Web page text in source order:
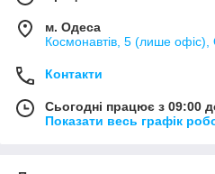
м. Одеса
Космонавтів, 5 (лише офіс),
Контакти
Сьогодні працює з 09:00
Показати весь графік